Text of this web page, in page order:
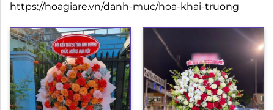
https://hoagiare.vn/danh-muc/hoa-khai-truong